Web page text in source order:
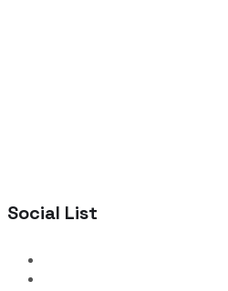
Social List